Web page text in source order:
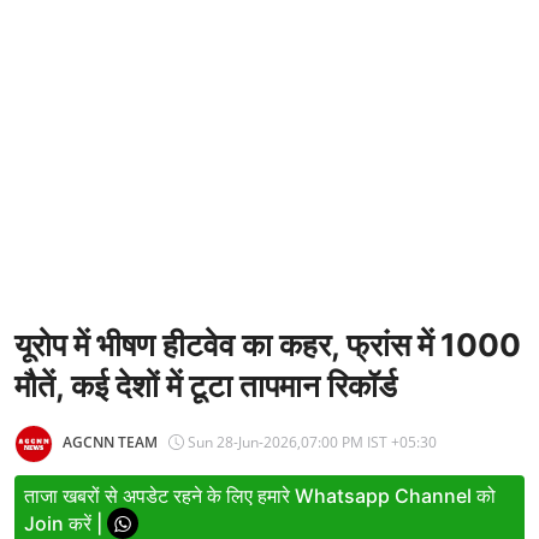
Business
Relationship
Education
Defence & Security
Environment
यूरोप में भीषण हीटवेव का कहर, फ्रांस में 1000
मौतें, कई देशों में टूटा तापमान रिकॉर्ड
AGCNN TEAM Sun 28-Jun-2026,07:00 PM IST +05:30
ताजा खबरों से अपडेट रहने के लिए हमारे Whatsapp Channel को
Join करें |